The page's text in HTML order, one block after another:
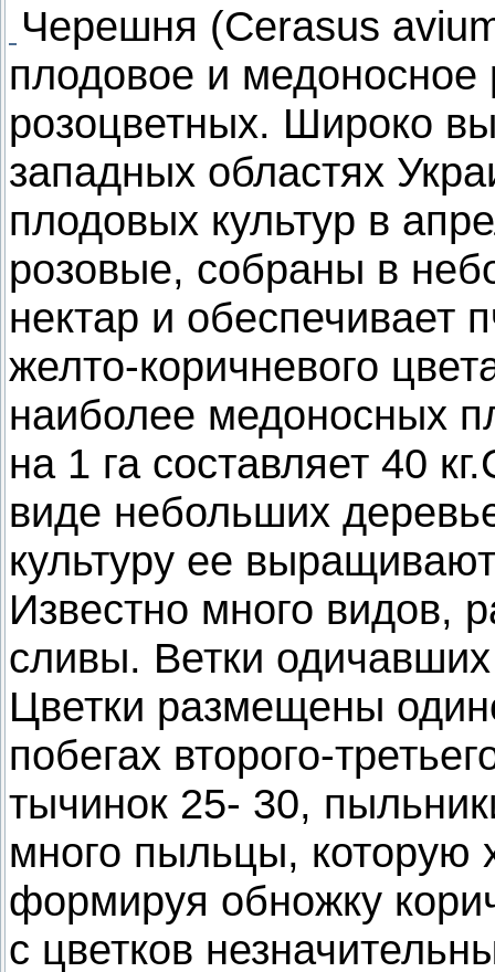
Черешня (Cerasus
плодовое и медоносное
розоцветных. Широко
западных областях
плодовых культур в
розовые, собраны в
нектар и
желто-коричневого
наиболее медоносных
на 1 га составляет 40
виде небольших
культуру ее
Известно много видов,
сливы. Ветки
Цветки размещены
побегах второго-
тычинок 25- 30,
много пыльцы,
формируя обножку
с цветков